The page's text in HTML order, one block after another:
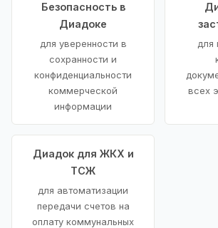
Безопасность в
Диадоке
для уверенности в
сохранности и
конфиденциальности
коммерческой
информации
для
всех
Диадок для ЖКХ и
ТСЖ
для автоматизации
передачи счетов на
оплату коммунальных